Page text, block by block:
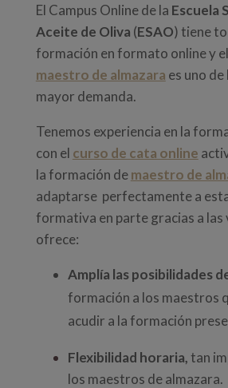
El Campus Online de la Escuela
Aceite de Oliva (ESAO) tiene
formación en formato online y el
maestro de almazara es uno
mayor demanda.
Tenemos experiencia en la
con el curso de cata online
la formación demaestro de
adaptarse perfectamente a
formativa en parte gracias a las
ofrece:
Amplía las posibilidades
formación a los maestros
acudir a la formación
Flexibilidad horaria, tan
los maestros de almazara.